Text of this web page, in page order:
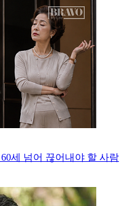
세 넘어 끊어내야 할 사람